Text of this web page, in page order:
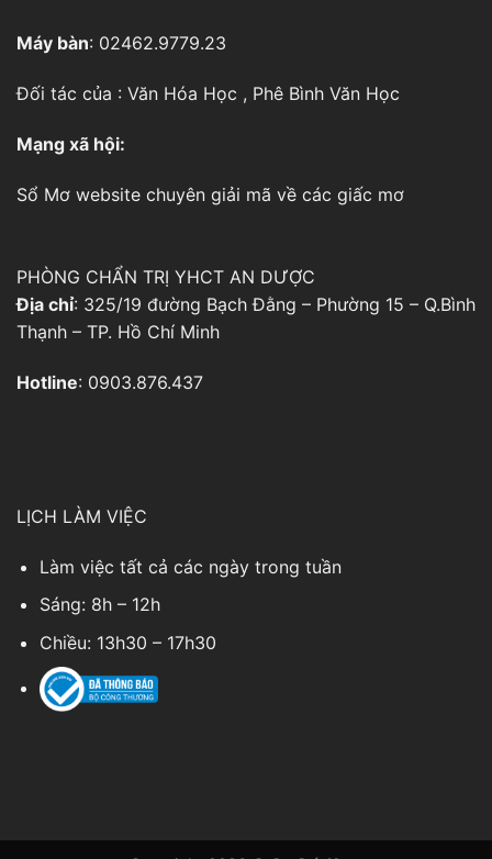
Máy bàn: 02462.9779.23
Đối tác của : Văn Hóa Học , Phê Bình Văn Học
Mạng xã hội:
Sổ Mơ website chuyên giải mã về các giấc mơ
PHÒNG CHẨN TRỊ YHCT AN DƯỢC
Địa chỉ: 325/19 đường Bạch Đằng – Phường 15 – Q.Bình
Thạnh – TP. Hồ Chí Minh
Hotline: 0903.876.437
LỊCH LÀM VIỆC
Làm việc tất cả các ngày trong tuần
Sáng: 8h – 12h
Chiều: 13h30 – 17h30